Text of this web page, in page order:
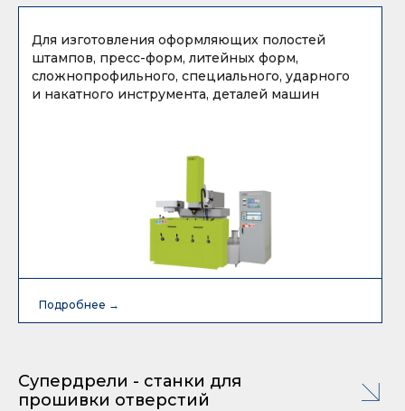
Подробнее →
Подробнее →
Супердрели - станки для
прошивки отверстий
Для изготовления оформляющих полостей
штампов, пресс-форм, литейных форм,
сложнопрофильного, специального, ударного
и накатного инструмента, деталей машин